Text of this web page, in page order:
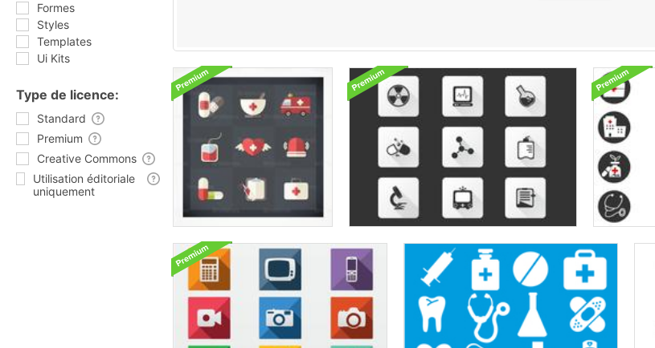
Formes
Styles
Templates
Ui Kits
Type de licence:
Standard
Premium
Creative Commons
Utilisation éditoriale
uniquement